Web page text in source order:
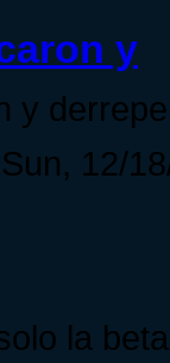
y
y
12/
la beta